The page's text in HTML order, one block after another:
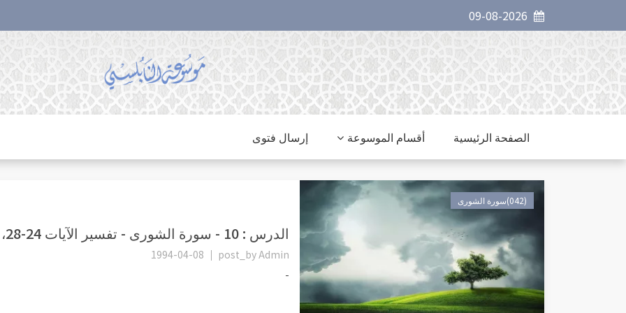
الصفحة الرئيسية أقسام الموسوعة إرسال فتوى
(042)سورة الشورى
الدرس : 10 - سورة الشورى - تفسير الآيات 24-28، رحمة الله عز وجل ب...
post_byAdmin
1994-04-08
-